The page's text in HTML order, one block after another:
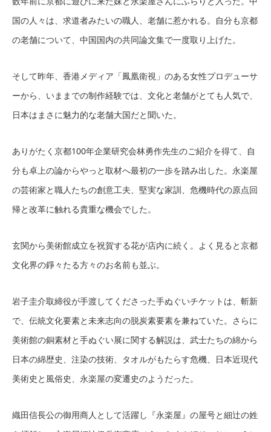
国の人々は、求道者みたいの職人、老舗に惹かれる。自分も京都
の老舗について、中国国内の共同論文集で一度取り上げた。
そして昨年、香港メディア「鳳凰衛視」のある女性プロデューサ
ーから、いままでの制作経験では、文化と老舗がとても人気で、
日本はまさに魅力的な老舗大国だと聞いた。
ありがたく京都100年企業研究会林勇作先生のご紹介を得て、自
分も卓上の論からやっと取材へ最初の一歩を踏み出した。永楽屋
の芸術家と職人たちの創意工夫、堅実な家訓、危機時代の原点回
帰と改革に触れる貴重な機会でした。
玄関から美術館成立を祝賀する花が店内に続く。よく見ると京都
文化界の錚々たる方々のお名前も並ぶ。
岩子圭介取締役が手渡してくださった手ぬぐいチケットは、斬新
で、伝統文化要素と未来志向の脱炭素要素を兼ねていた。さらに
美術館の銅素材と手ぬぐい展に関する解説は、武士たちの綿から
日本の綿歴史、注染の技術、タオルがもたらす危機、日本近現代
美術史と風俗史、永楽屋の変遷史のようだった。
織田信長公の御用商人として活躍し『永楽屋』の屋号と細辻の姓